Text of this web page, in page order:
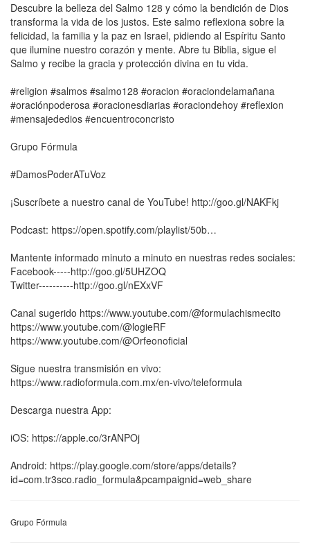
Descubre la belleza del Salmo 128 y cómo la bendición de Dios
transforma la vida de los justos. Este salmo reflexiona sobre la
felicidad, la familia y la paz en Israel, pidiendo al Espíritu Santo
que ilumine nuestro corazón y mente. Abre tu Biblia, sigue el
Salmo y recibe la gracia y protección divina en tu vida.
#religion #salmos #salmo128 #oracion #oraciondelamañana
#oraciónpoderosa #oracionesdiarias #oraciondehoy #reflexion
#mensajededios #encuentroconcristo
Grupo Fórmula
#DamosPoderATuVoz
¡Suscríbete a nuestro canal de YouTube! http://goo.gl/NAKFkj
Podcast: https://open.spotify.com/playlist/50b…
Mantente informado minuto a minuto en nuestras redes sociales:
Facebook-----http://goo.gl/5UHZOQ
Twitter----------http://goo.gl/nEXxVF
Canal sugerido https://www.youtube.com/@formulachismecito
https://www.youtube.com/@logieRF
https://www.youtube.com/@Orfeonoficial
Sigue nuestra transmisión en vivo:
https://www.radioformula.com.mx/en-vivo/teleformula
Descarga nuestra App:
iOS: https://apple.co/3rANPOj
Android: https://play.google.com/store/apps/details?
id=com.tr3sco.radio_formula&pcampaignid=web_share
Grupo Fórmula